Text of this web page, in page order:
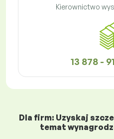
Kierownictwo
13 878 -
Dla firm: Uzyskaj
temat